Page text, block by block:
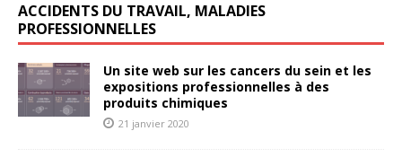
ACCIDENTS DU TRAVAIL, MALADIES
PROFESSIONNELLES
Un site web sur les cancers du sein et les
expositions professionnelles à des
produits chimiques
21 janvier 2020